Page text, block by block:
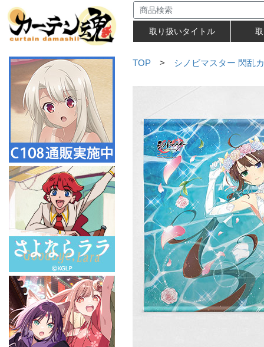
取り扱いタイトル
TOP > シノビマスター 閃乱